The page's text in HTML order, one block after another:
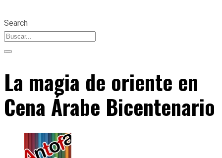
Search
La magia de oriente en
Cena Árabe Bicentenario